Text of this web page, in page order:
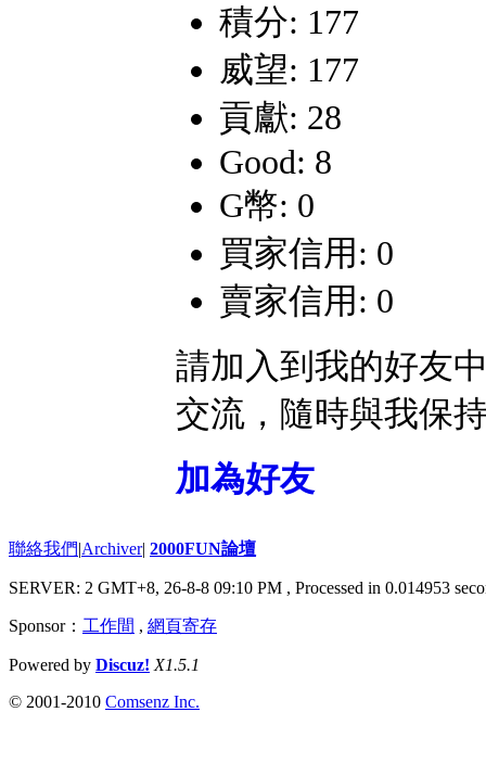
積分: 177
威望: 177
貢獻: 28
Good: 8
G幣: 0
買家信用: 0
賣家信用: 0
請加入到我的好友
交流，隨時與我保
加為好友
聯絡我們|Archiver| 2000FUN論壇
SERVER: 2 GMT+8, 26-8-8 09:10 PM , Processed in 0.014953
Sponsor： 工作間 , 網頁寄存
Powered by Discuz! X1.5.1
© 2001-2010 Comsenz Inc.